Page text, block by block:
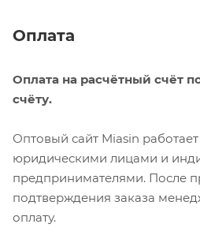
Оплата
Оплата на расчётный счёт
счёту.
Оптовый сайт Miasin работает
юридическими лицами и
предпринимателями. После
подтверждения заказа
оплату.